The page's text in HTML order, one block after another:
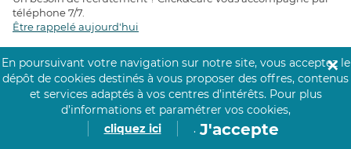
téléphone 7/7
Être rappelé aujourd'hui
T ÉMOIGNAGES CLIENTS
4,6/5
Avis clients
récoltés sur
Google
En poursuivant votre navigation sur notre site, vous acceptez le
dépôt de cookies destinés à vous proposer des offres, contenus
et services adaptés à vos centres d’intérêts. Pour plus
d’informations et paramétrer vos cookies,
cliquez ici
. J'accepte
✕